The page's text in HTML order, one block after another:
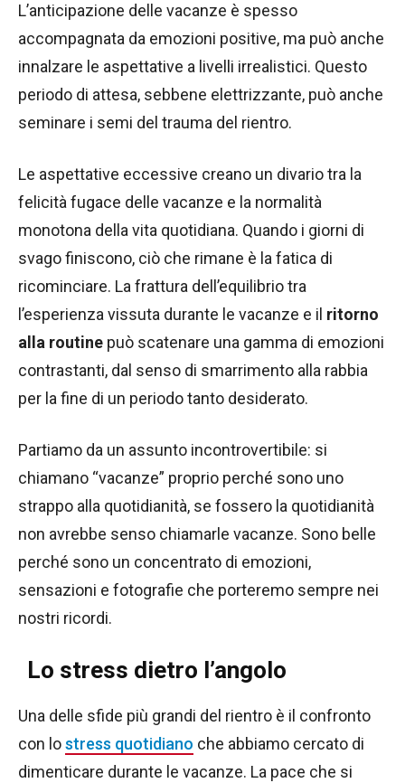
L’anticipazione delle vacanze è spesso
accompagnata da emozioni positive, ma può anche
innalzare le aspettative a livelli irrealistici. Questo
periodo di attesa, sebbene elettrizzante, può anche
seminare i semi del trauma del rientro.
Le aspettative eccessive creano un divario tra la
felicità fugace delle vacanze e la normalità
monotona della vita quotidiana. Quando i giorni di
svago finiscono, ciò che rimane è la fatica di
ricominciare. La frattura dell’equilibrio tra
l’esperienza vissuta durante le vacanze e il ritorno
alla routine può scatenare una gamma di emozioni
contrastanti, dal senso di smarrimento alla rabbia
per la fine di un periodo tanto desiderato.
Partiamo da un assunto incontrovertibile: si
chiamano “vacanze” proprio perché sono uno
strappo alla quotidianità, se fossero la quotidianità
non avrebbe senso chiamarle vacanze. Sono belle
perché sono un concentrato di emozioni,
sensazioni e fotografie che porteremo sempre nei
nostri ricordi.
Lo stress dietro l’angolo
Una delle sfide più grandi del rientro è il confronto
con lostress quotidiano che abbiamo cercato di
dimenticare durante le vacanze. La pace che si